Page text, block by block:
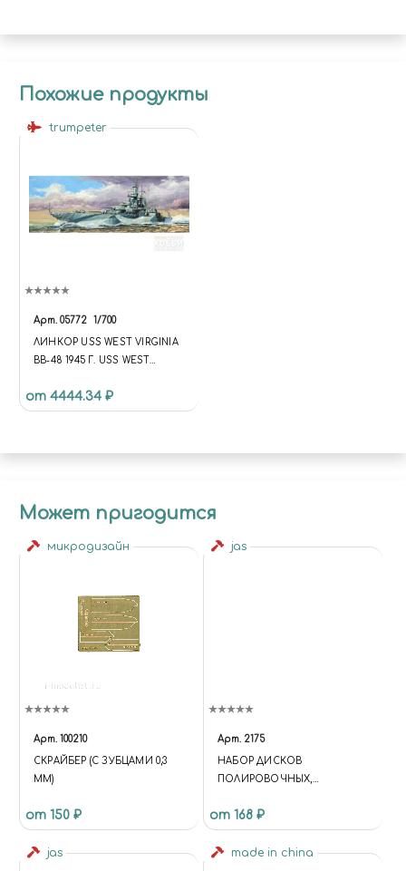
Похожие продукты
trumpeter
Арт. 05772 1/700
ЛИНКОР USS WEST VIRGINIA
BB-48 1945 Г. USS WEST
BATTLESHIP
от 4444.34 ₽
Может пригодится
микродизайн
Арт. 100210
СКРАЙБЕР (С ЗУБЦАМИ 0,3
ММ)
от 150 ₽
jas
Арт. 2175
НАБОР ДИСКОВ
ПОЛИРОВОЧНЫХ,
№ 240, КОРИЧНЕВЫЙ № 320,
КРАСНЫЙ № 400, JAS 2175
от 168 ₽
jas made in china